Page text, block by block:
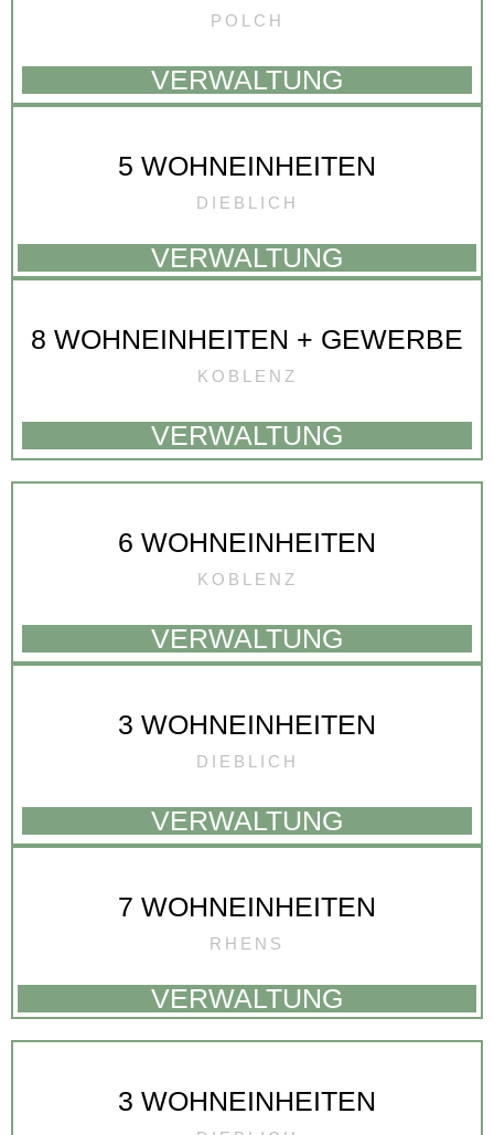
POLCH
VERWALTUNG
5 WOHNEINHEITEN
DIEBLICH
VERWALTUNG
8 WOHNEINHEITEN + GEWERBE
KOBLENZ
VERWALTUNG
6 WOHNEINHEITEN
KOBLENZ
VERWALTUNG
3 WOHNEINHEITEN
DIEBLICH
VERWALTUNG
7 WOHNEINHEITEN
RHENS
VERWALTUNG
3 WOHNEINHEITEN